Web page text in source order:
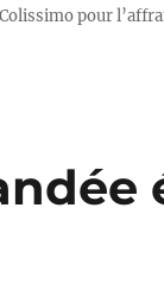
pour